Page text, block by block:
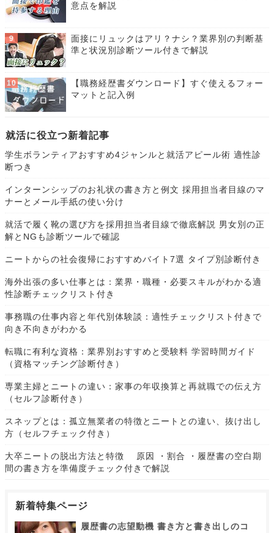
意点を解説
面接にリュックはアリ？ナシ？業界別の判断基
準と状況別診断ツール付きで解説
【職務経歴書ダウンロード】すぐ使えるフォー
マットと記入例
就活に役立つ新着記事
学生ボランティアおすすめ4ジャンルと就活アピール術 適性診
断つき
インターンシップのお礼状の書き方と例文 採用担当者目線のマ
ナーとメール手紙の使い分け
就活で履く靴の選び方を採用担当者目線で徹底解説 男女別の正
解とNGも診断ツールで確認
ニートからの社会復帰におすすめバイト7選 タイプ別診断付き
海外出張の多い仕事とは：業界・職種・必要スキルがわかる適
性診断チェックリスト付き
事務職の仕事内容と年代別体験談：適性チェックリスト付きで
向き不向きがわかる
転職に有利な資格：業界別おすすめと受験料 学習時間ガイド
（資格マッチング診断付き）
専業主婦とニートの違い：家事の年収換算と再就職での伝え方
（セルフ診断付き）
スネップとは：孤立無業者の特徴とニートとの違い、抜け出し
方（セルフチェック付き）
大卒ニートの脱出方法と特徴 原因 ・割合 ・履歴書の空白期
間の書き方を準備度チェック付きで解説
新着特集ページ
履歴書の志望動機 書き方と書き出しのコ